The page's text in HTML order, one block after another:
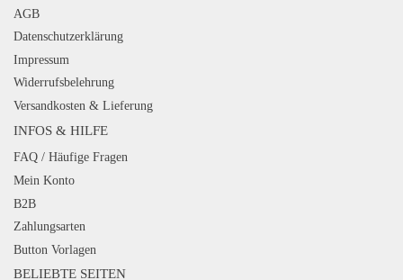
AGB
Datenschutzerklärung
Impressum
Widerrufsbelehrung
Versandkosten & Lieferung
INFOS & HILFE
FAQ / Häufige Fragen
Mein Konto
B2B
Zahlungsarten
Button Vorlagen
BELIEBTE SEITEN